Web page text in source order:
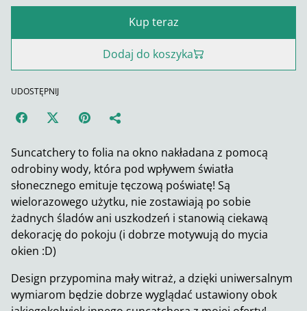
Kup teraz
Dodaj do koszyka
UDOSTĘPNIJ
Suncatchery to folia na okno nakładana z pomocą
odrobiny wody, która pod wpływem światła
słonecznego emituje tęczową poświatę! Są
wielorazowego użytku, nie zostawiają po sobie
żadnych śladów ani uszkodzeń i stanowią ciekawą
dekorację do pokoju (i dobrze motywują do mycia
okien :D)
Design przypomina mały witraż, a dzięki uniwersalnym
wymiarom będzie dobrze wyglądać ustawiony obok